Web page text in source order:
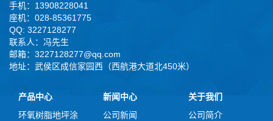
手机：13908228041
座机：028-85361775
QQ: 3227128277
联系人：冯先生
邮箱：3227128277@qq.com
地址：武侯区成信家园西（西航港大道北450米）
产品中心
环氧树脂地坪涂
新闻中心
公司新闻
关于我们
公司简介